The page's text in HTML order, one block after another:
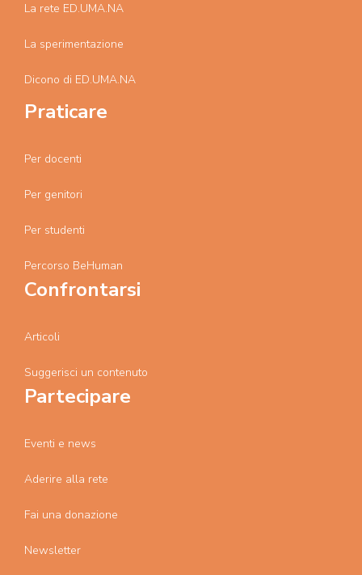
La rete ED.UMA.NA
La sperimentazione
Dicono di ED.UMA.NA
Praticare
Per docenti
Per genitori
Per studenti
Percorso BeHuman
Confrontarsi
Articoli
Suggerisci un contenuto
Partecipare
Eventi e news
Aderire alla rete
Fai una donazione
Newsletter